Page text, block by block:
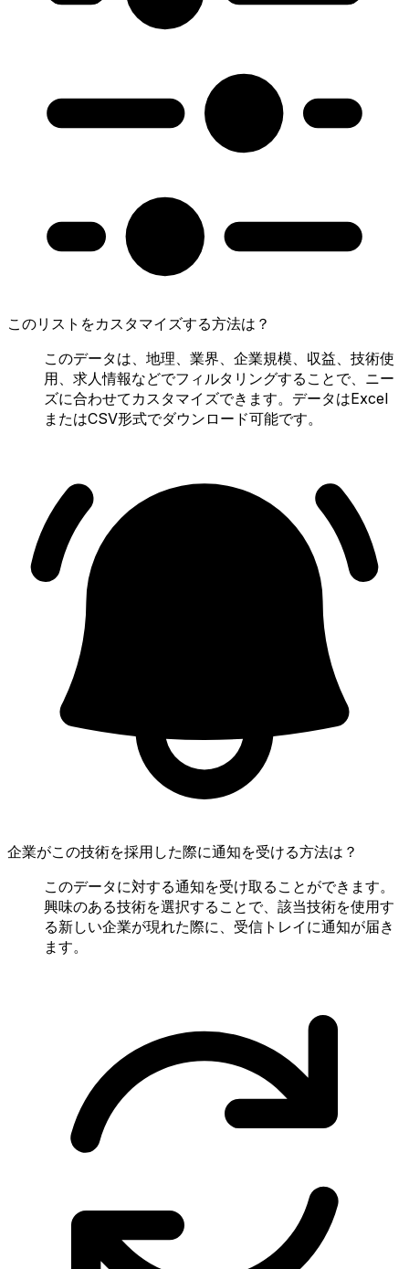
このリストをカスタマイズする方法は？
このデータは、地理、業界、企業規模、収益、技術使
用、求人情報などでフィルタリングすることで、ニー
ズに合わせてカスタマイズできます。データはExcel
またはCSV形式でダウンロード可能です。
企業がこの技術を採用した際に通知を受ける方法は？
このデータに対する通知を受け取ることができます。
興味のある技術を選択することで、該当技術を使用す
る新しい企業が現れた際に、受信トレイに通知が届き
ます。